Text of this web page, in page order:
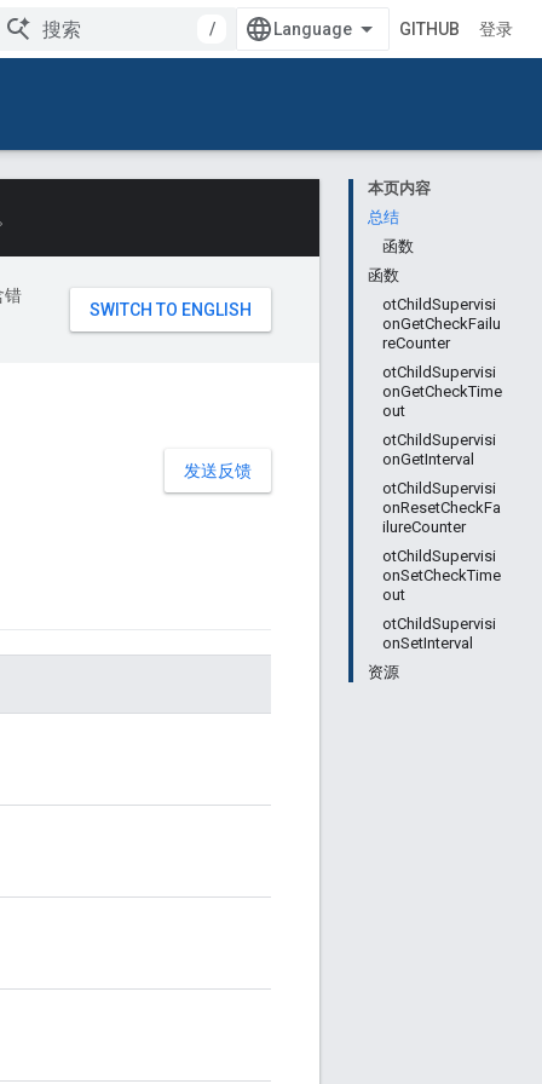
/ GITHUB 登录
本页内容
总结
函数
函数
otChildSupervisi
onGetCheckFailu
reCounter
otChildSupervisi
onGetCheckTime
out
otChildSupervisi
onGetInterval
otChildSupervisi
onResetCheckFa
ilureCounter
otChildSupervisi
onSetCheckTime
out
otChildSupervisi
onSetInterval
资源
错
发送反馈